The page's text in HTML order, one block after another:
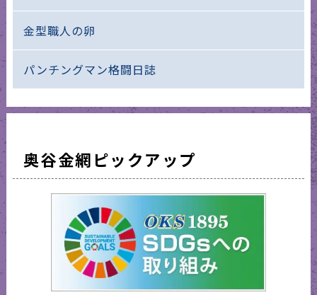
金型職人の卵
パンチングマン格闘日誌
奥谷金網ピックアップ